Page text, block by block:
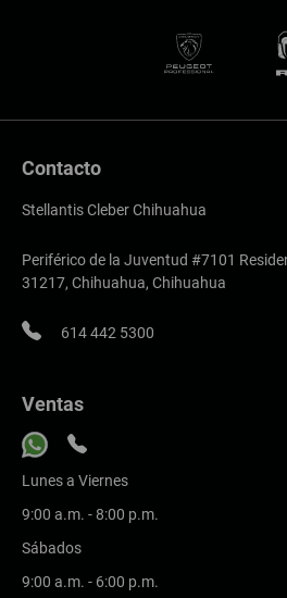
Contacto
Stellantis Cleber Chihuahua
Periférico de la Juventud #7101
31217, Chihuahua, Chihuahua
614 442 5300
Ventas
Lunes a Viernes
9:00 a.m. - 8:00 p.m.
Sábados
9:00 a.m. - 6:00 p.m.